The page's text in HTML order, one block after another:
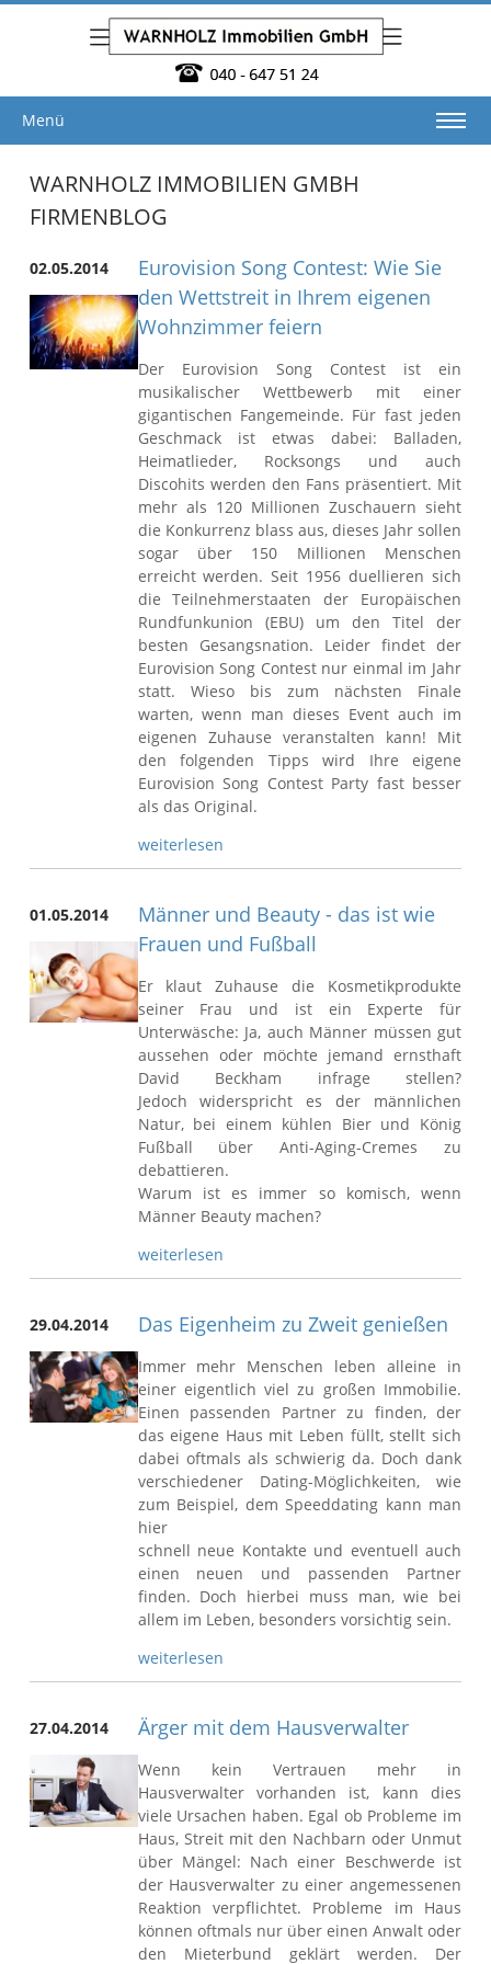
Menü
WARNHOLZ IMMOBILIEN GMBH
FIRMENBLOG
02.05.2014
Eurovision Song Contest: Wie Sie
den Wettstreit in Ihrem eigenen
Wohnzimmer feiern
Der Eurovision Song Contest ist ein
musikalischer Wettbewerb mit einer
gigantischen Fangemeinde. Für fast jeden
Geschmack ist etwas dabei: Balladen,
Heimatlieder, Rocksongs und auch
Discohits werden den Fans präsentiert. Mit
mehr als 120 Millionen Zuschauern sieht
die Konkurrenz blass aus, dieses Jahr sollen
sogar über 150 Millionen Menschen
erreicht werden. Seit 1956 duellieren sich
die Teilnehmerstaaten der Europäischen
Rundfunkunion (EBU) um den Titel der
besten Gesangsnation. Leider findet der
Eurovision Song Contest nur einmal im Jahr
statt. Wieso bis zum nächsten Finale
warten, wenn man dieses Event auch im
eigenen Zuhause veranstalten kann! Mit
den folgenden Tipps wird Ihre eigene
Eurovision Song Contest Party fast besser
als das Original.
weiterlesen
01.05.2014
Männer und Beauty - das ist wie
Frauen und Fußball
Er klaut Zuhause die Kosmetikprodukte
seiner Frau und ist ein Experte für
Unterwäsche: Ja, auch Männer müssen gut
aussehen oder möchte jemand ernsthaft
David Beckham infrage stellen?
Jedoch widerspricht es der männlichen
Natur, bei einem kühlen Bier und König
Fußball über Anti-Aging-Cremes zu
debattieren.
Warum ist es immer so komisch, wenn
Männer Beauty machen?
weiterlesen
29.04.2014 Das Eigenheim zu Zweit genießen
Immer mehr Menschen leben alleine in
einer eigentlich viel zu großen Immobilie.
Einen passenden Partner zu finden, der
das eigene Haus mit Leben füllt, stellt sich
dabei oftmals als schwierig da. Doch dank
verschiedener Dating-Möglichkeiten, wie
zum Beispiel, dem Speeddating kann man
hier
schnell neue Kontakte und eventuell auch
einen neuen und passenden Partner
finden. Doch hierbei muss man, wie bei
allem im Leben, besonders vorsichtig sein.
weiterlesen
27.04.2014 Ärger mit dem Hausverwalter
Wenn kein Vertrauen mehr in
Hausverwalter vorhanden ist, kann dies
viele Ursachen haben. Egal ob Probleme im
Haus, Streit mit den Nachbarn oder Unmut
über Mängel: Nach einer Beschwerde ist
der Hausverwalter zu einer angemessenen
Reaktion verpflichtet. Probleme im Haus
können oftmals nur über einen Anwalt oder
den Mieterbund geklärt werden. Der